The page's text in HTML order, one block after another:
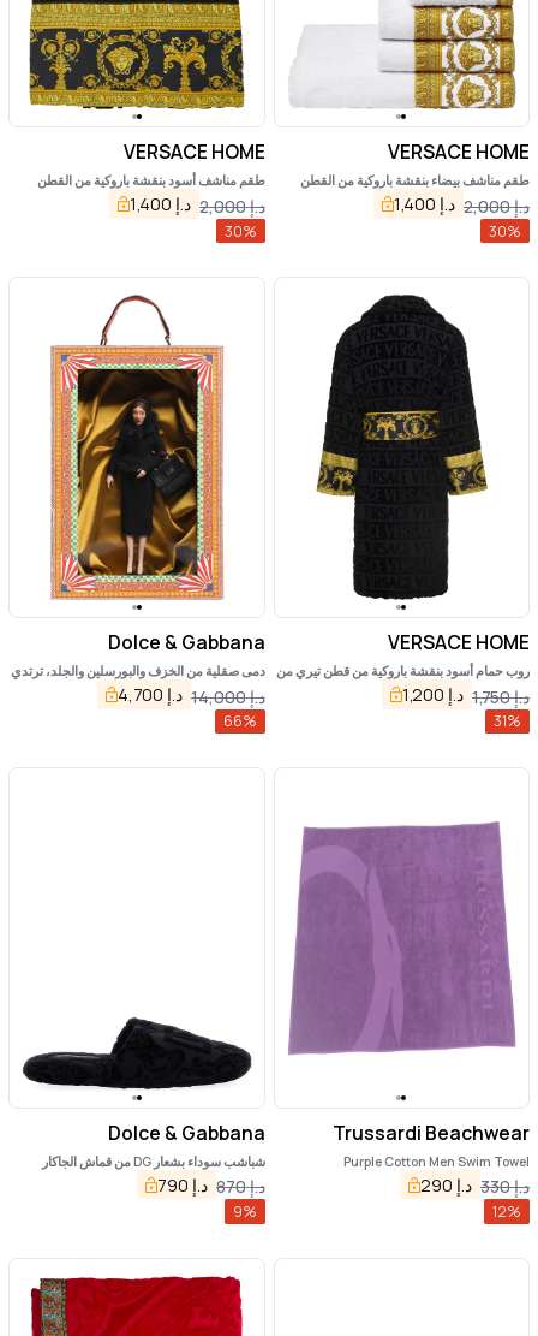
VERSACE HOME
طقم مناشف بيضاء بنقشة باروكية من القطن
للمنزلد.إ2,000 د.إ 1,400
30%
VERSACE HOME
طقم مناشف أسود بنقشة باروكية من القطن
للمنزلد.إ2,000 د.إ 1,400
30%
VERSACE HOME
روب حمام أسود بنقشة باروكية من قطن تيري من
فرزاتشي هومد.إ1,750 د.إ 1,200
31%
Dolce & Gabbana
دمى صقلية من الخزف والبورسلين والجلد، ترتدي
فساتين سوداءد.إ14,000 د.إ 4,700
66%
Trussardi Beachwear
Purple Cotton Men Swim Towel
د.إ330 د.إ 290
12%
Dolce & Gabbana
شباشب سوداء بشعار DG من قماش الجاكار
القطني تيريد.إ870 د.إ 790
9%